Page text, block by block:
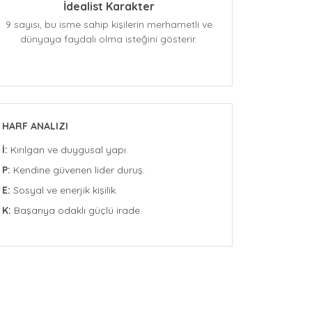
İdealist Karakter
9 sayısı, bu isme sahip kişilerin merhametli ve
dünyaya faydalı olma isteğini gösterir.
HARF ANALIZI
İ: Kırılgan ve duygusal yapı.
P: Kendine güvenen lider duruş.
E: Sosyal ve enerjik kişilik.
K: Başarıya odaklı güçlü irade.